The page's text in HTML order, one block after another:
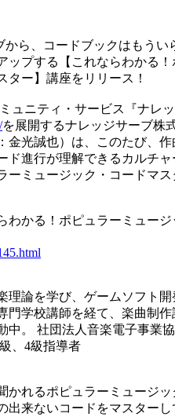
ら、コードブックはもうい
ップする【これならわかる！
ター】講座をリリース！
ュニティ・サービス『ナレ
を展開するナレッジサーブ株
金光誠也）は、このたび、
ド進行が理解できるカルチャ
ーミュージック・コードマス
かる！ポピュラーミュージ
理論を学び、ゲームソフト開
学校講師を経て、楽曲制作
中。 社団法人音楽電子事業
、4級指導者
かれるポピュラーミュージッ
出来ないコードをマスターし